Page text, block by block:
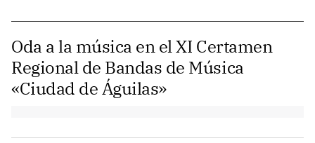
Oda a la música en el XI Certamen
Regional de Bandas de Música
«Ciudad de Águilas»